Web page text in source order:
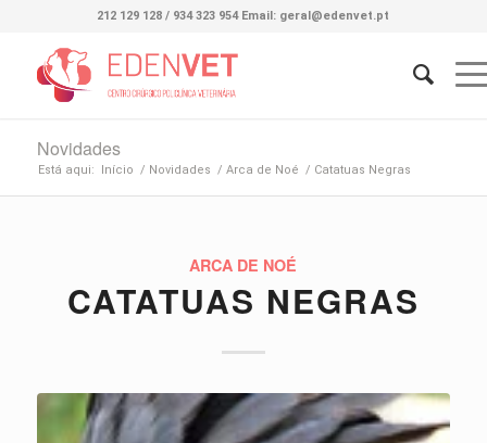
212 129 128 / 934 323 954 Email: geral@edenvet.pt
Novidades
Está aqui: Início / Novidades / Arca de Noé / Catatuas Negras
ARCA DE NOÉ
CATATUAS NEGRAS